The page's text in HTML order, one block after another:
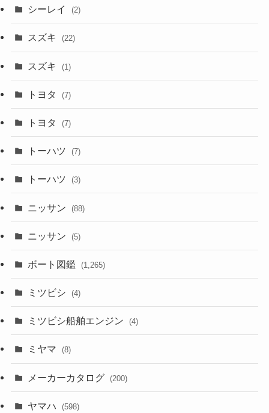
シーレイ (2)
スズキ (22)
スズキ (1)
トヨタ (7)
トヨタ (7)
トーハツ (7)
トーハツ (3)
ニッサン (88)
ニッサン (5)
ボート図鑑 (1,265)
ミツビシ (4)
ミツビシ船舶エンジン (4)
ミヤマ (8)
メーカーカタログ (200)
ヤマハ (598)